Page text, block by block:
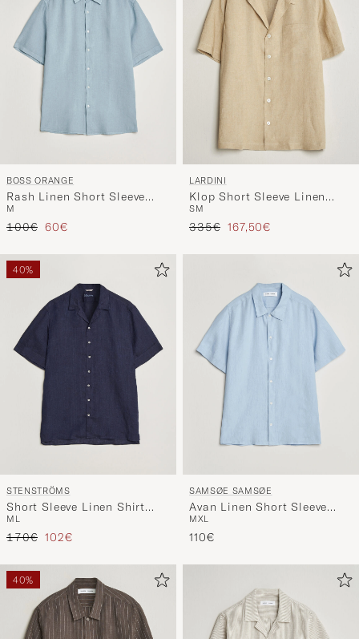
BOSS ORANGE
Rash Linen Short Sleeve
Shirt Light Blue
M
Regulärer Preis
100€ Reduzierter Preis
60€
LARDINI
Klop Short Sleeve Linen
Resort Shirt Beige
SM
Regulärer Preis
335€ Reduzierter Preis
167,50€
40%
STENSTRÖMS
Short Sleeve Linen Shirt
Navy
M L
Regulärer Preis
170€ Reduzierter Preis
102€
SAMSØE SAMSØE
Avan Linen Short Sleeve
Shirt Windsurfer
MXL
110€
40%